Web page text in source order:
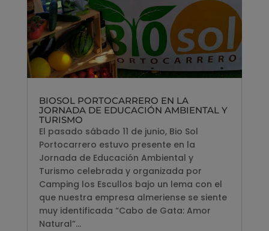
BIOSOL PORTOCARRERO EN LA
JORNADA DE EDUCACIÓN AMBIENTAL Y
TURISMO
El pasado sábado 11 de junio, Bio Sol
Portocarrero estuvo presente en la
Jornada de Educación Ambiental y
Turismo celebrada y organizada por
Camping los Escullos bajo un lema con el
que nuestra empresa almeriense se siente
muy identificada “Cabo de Gata: Amor
Natural”...